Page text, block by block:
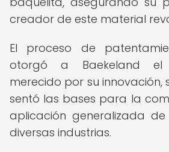
creador de este material
El proceso de
otorgó a Baekeland el
merecido por su innovación,
sentó las bases para la
aplicación generalizada
diversas industrias.